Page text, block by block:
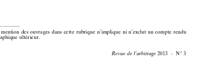
      
           
 